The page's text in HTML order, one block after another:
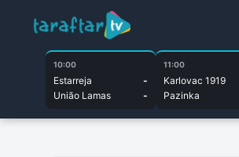
10:00
Estarreja
-
União Lamas
-
11:00
Karlovac 1919
Pazinka